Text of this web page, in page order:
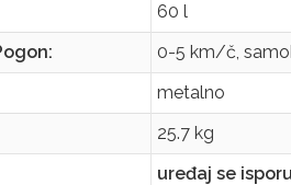
60 l
0-5 km/č,
metalno
25.7 kg
uređaj se